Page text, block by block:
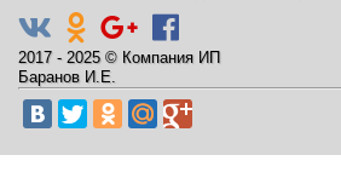
2017 - 2025 © Компания ИП
Баранов И.Е.